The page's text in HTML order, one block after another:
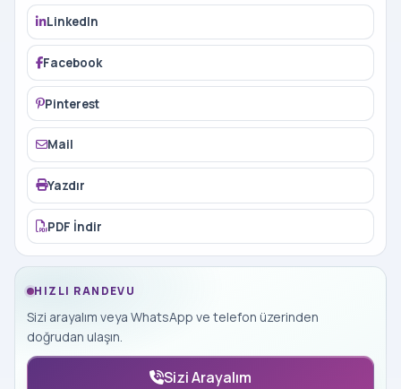
LinkedIn
Facebook
Pinterest
Mail
Yazdır
PDF İndir
HIZLI RANDEVU
Sizi arayalım veya WhatsApp ve telefon üzerinden
doğrudan ulaşın.
Sizi Arayalım